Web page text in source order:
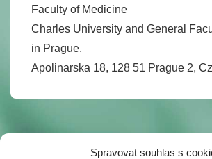
Spravovat souhlas s
Faculty of Medicine
Charles University and General
in Prague,
Apolinarska 18, 128 51 Prague 2,